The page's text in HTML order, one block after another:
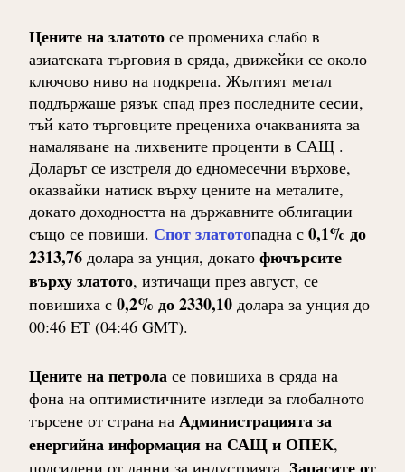
Цените на златотосе промениха слабо в
азиатската търговия в сряда, движейки се около
ключово ниво на подкрепа. Жълтият метал
поддържаше рязък спад през последните сесии,
тъй като търговците прецениха очакванията за
намаляване на лихвените проценти в САЩ .
Доларът се изстреля до едномесечни върхове,
оказвайки натиск върху цените на металите,
докато доходността на държавните облигации
също се повиши. Спот златотопадна с 0,1% до
2313,76долара за унция, докатофючърсите
върху златото, изтичащи през август, се
повишиха с0,2% до 2330,10долара за унция до
00:46 ET (04:46 GMT).
Цените на петроласе повишиха в сряда на
фона на оптимистичните изгледи за глобалното
търсене от страна на Администрацията за
енергийна информация на САЩ и ОПЕК,